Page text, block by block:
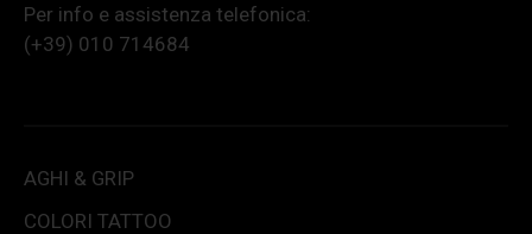
Per info e assistenza telefonica:
(+39) 010 714684
AGHI & GRIP
COLORI TATTOO